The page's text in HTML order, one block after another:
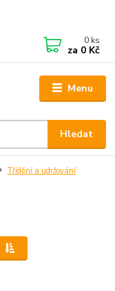
Menu
Hledat
0 ks
za 0 Kč
Třídění a udržování